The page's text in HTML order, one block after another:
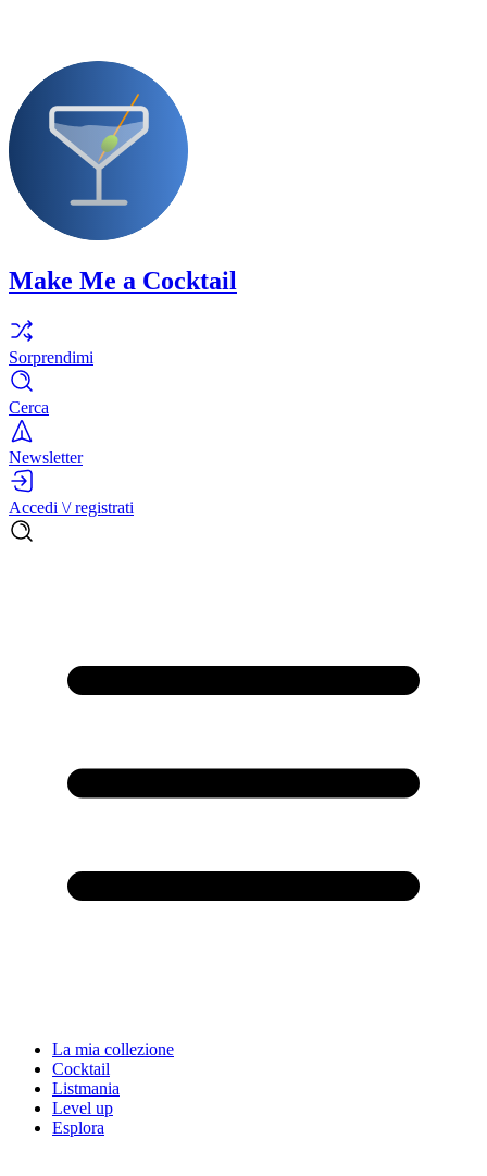
Make Me a Cocktail
Sorprendimi
Cerca
Newsletter
Accedi \/ registrati
La mia collezione
Cocktail
Listmania
Level up
Esplora